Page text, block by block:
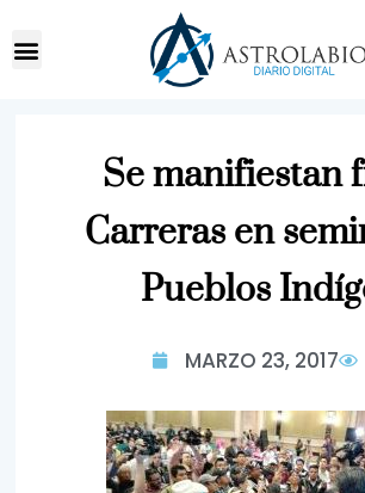
Se manifiestan
Carreras en
Pueblos
MARZO 23, 2017